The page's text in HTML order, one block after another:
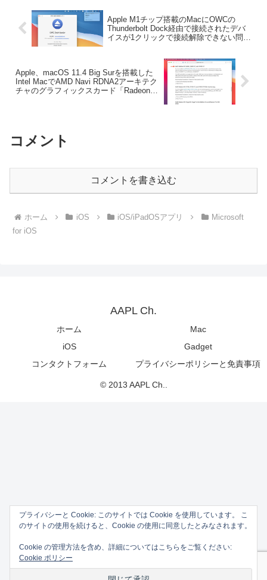
Apple M1チップ搭載のMacにOWCの
Thunderbolt Dock経由で接続されたデバ
イスが1クリックで接続解除できない問題
Apple、macOS 11.4 Big Surを搭載した
Intel MacでAMD Navi RDNA2アーキテク
チャのグラフィックスカード「Radeon
コメント
コメントを書き込む
ホーム iOS iOS/iPadOSアプリ
Microsoft
for iOS
AAPL Ch.
ホーム
Mac
iOS
Gadget
コンタクトフォーム
プライバシーポリシーと免責事項
© 2013 AAPL Ch..
プライバシーと Cookie: このサイトでは Cookie を使用しています。 こ
のサイトの使用を続けると、Cookie の使用に同意したとみなされます。
Cookie の管理方法を含め、詳細についてはこちらをご覧ください:
Cookie ポリシー